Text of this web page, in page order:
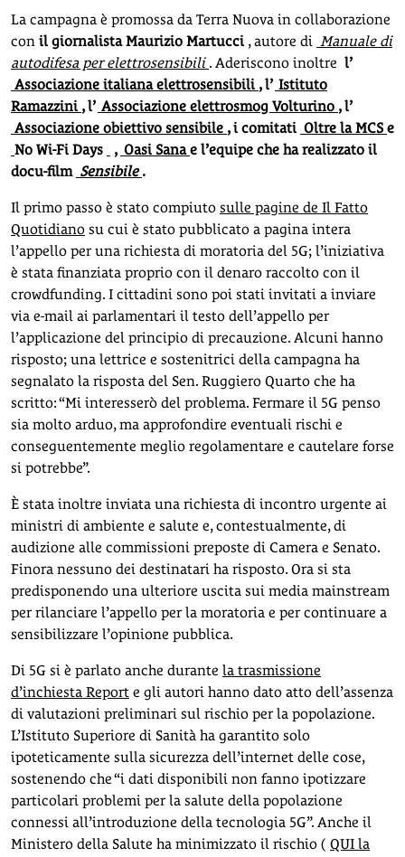
La campagna è promossa da Terra Nuova in collaborazione
con il giornalista Maurizio Martucci , autore di Manuale di
autodifesa per elettrosensibili . Aderiscono inoltre l’
Associazione italiana elettrosensibili , l’ Istituto
Ramazzini , l’ Associazione elettrosmog Volturino , l’
Associazione obiettivo sensibile , i comitati Oltre la MCSe
No Wi-Fi Days
, Oasi Sanae l’equipe che ha realizzato il
docu-film Sensibile.
Il primo passo è stato compiuto sulle pagine de Il Fatto
Quotidiano su cui è stato pubblicato a pagina intera
l’appello per una richiesta di moratoria del 5G; l’iniziativa
è stata finanziata proprio con il denaro raccolto con il
crowdfunding. I cittadini sono poi stati invitati a inviare
via e-mail ai parlamentari il testo dell’appello per
l’applicazione del principio di precauzione. Alcuni hanno
risposto; una lettrice e sostenitrici della campagna ha
segnalato la risposta del Sen. Ruggiero Quarto che ha
scritto: “Mi interesserò del problema. Fermare il 5G penso
sia molto arduo, ma approfondire eventuali rischi e
conseguentemente meglio regolamentare e cautelare forse
si potrebbe”.
È stata inoltre inviata una richiesta di incontro urgente ai
ministri di ambiente e salute e, contestualmente, di
audizione alle commissioni preposte di Camera e Senato.
Finora nessuno dei destinatari ha risposto. Ora si sta
predisponendo una ulteriore uscita sui media mainstream
per rilanciare l’appello per la moratoria e per continuare a
sensibilizzare l’opinione pubblica.
Di 5G si è parlato anche durante la trasmissione
d’inchiesta Report e gli autori hanno dato atto dell’assenza
di valutazioni preliminari sul rischio per la popolazione.
L’Istituto Superiore di Sanità ha garantito solo
ipoteticamente sulla sicurezza dell’internet delle cose,
sostenendo che “i dati disponibili non fanno ipotizzare
particolari problemi per la salute della popolazione
connessi all’introduzione della tecnologia 5G”. Anche il
Ministero della Salute ha minimizzato il rischio ( QUI la